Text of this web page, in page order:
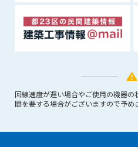
回線速度が遅い場合やご使用の機器
間を要する場合がございますので予め
恐れのあるものは、会員の承諾
(1) 登録されている情報が、第6
と管理者が、判断した場合
(3) 広告掲載料金の支払が遅延し
(4) その他、管理者が不適当と判
管理者は、会員の承諾なく、本